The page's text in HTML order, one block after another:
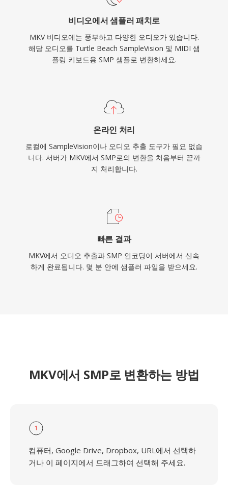
비디오에서 샘플러 패치로
MKV 비디오에는 풍부하고 다양한 오디오가 있습니다.
해당 오디오를 Turtle Beach SampleVision 및 MIDI 샘
플링 키보드용 SMP 샘플로 변환하세요.
온라인 처리
로컬에 SampleVision이나 오디오 추출 도구가 필요 없습
니다. 서버가 MKV에서 SMP로의 변환을 처음부터 끝까
지 처리합니다.
빠른 결과
MKV에서 오디오 추출과 SMP 인코딩이 서버에서 신속
하게 완료됩니다. 몇 분 안에 샘플러 파일을 받으세요.
MKV에서 SMP로 변환하는 방법
1
컴퓨터, Google Drive, Dropbox, URL에서 선택하
거나 이 페이지에서 드래그하여 선택해 주세요.